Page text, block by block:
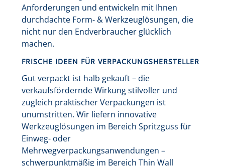
Anforderungen und entwickeln mit Ihnen
durchdachte Form- & Werkzeuglösungen, die
nicht nur den Endverbraucher glücklich
machen.
FRISCHE IDEEN FÜR VERPACKUNGSHERSTELLER
Gut verpackt ist halb gekauft – die
verkaufsfördernde Wirkung stilvoller und
zugleich praktischer Verpackungen ist
unumstritten. Wir liefern innovative
Werkzeuglösungen im Bereich Spritzguss für
Einweg- oder
Mehrwegverpackungsanwendungen –
schwerpunktmäßig im Bereich Thin Wall